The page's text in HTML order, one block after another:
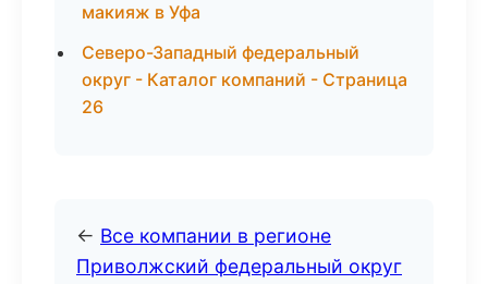
макияж в Уфа
Северо-Западный федеральный
округ - Каталог компаний - Страница
26
← Все компании в регионе
Приволжский федеральный округ